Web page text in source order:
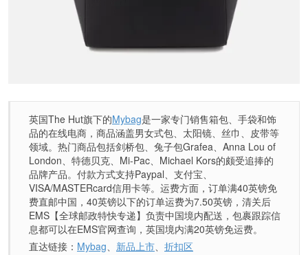
英国The Hut旗下的Mybag是一家专门销售箱包、手袋和饰
品的在线电商，商品涵盖男女式包、太阳镜、丝巾、皮带等
领域。热门商品包括剑桥包、兔子包Grafea、Anna Lou of
London、特德贝克、Mi-Pac、Michael Kors的颇受追捧的
品牌产品。付款方式支持Paypal、支付宝、
VISA/MASTERcard信用卡等。运费方面，订单满40英镑免
费直邮中国，40英镑以下的订单运费为7.50英镑，清关后
EMS【全球邮政特快专递】负责中国境内配送，包裹跟踪信
息都可以在EMS官网查询，英国境内满20英镑免运费。
直达链接： Mybag、 新品上市、 折扣区